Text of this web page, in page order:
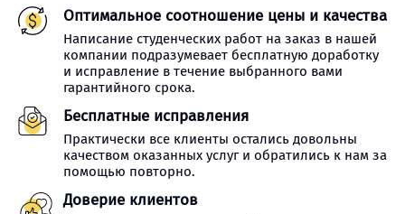
Оптимальное соотношение цены и качества
Написание студенческих работ на заказ в нашей
компании подразумевает бесплатную доработку
и исправление в течение выбранного вами
гарантийного срока.
Бесплатные исправления
Практически все клиенты остались довольны
качеством оказанных услуг и обратились к нам за
помощью повторно.
Доверие клиентов